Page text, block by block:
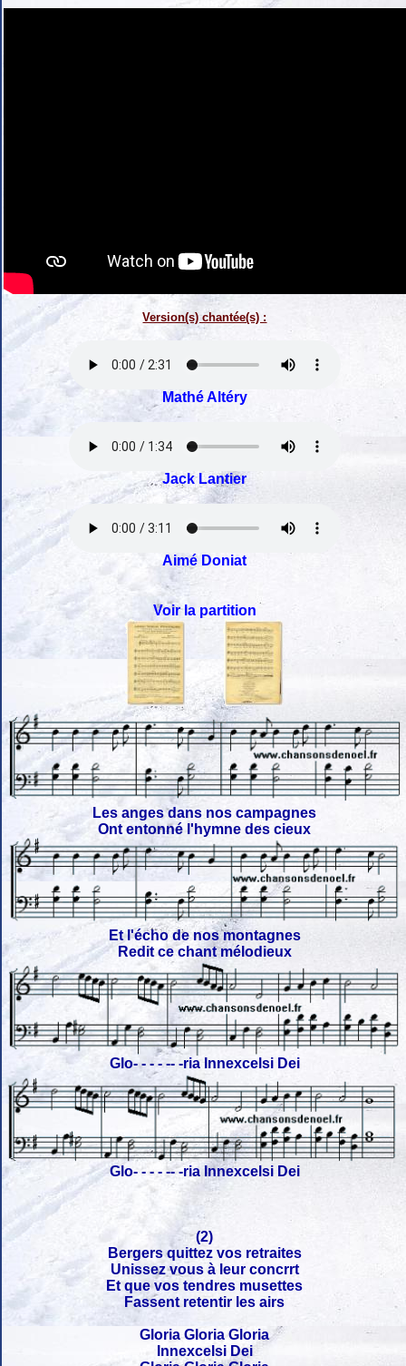
Version(s) chantée(s) :
Mathé Altéry
Jack Lantier
Aimé Doniat
Voir la partition
Les anges dans nos campagnes
Ont entonné l'hymne des cieux
Et l'écho de nos montagnes
Redit ce chant mélodieux
Glo- - - - -- -ria Innexcelsi Dei
Glo- - - - -- -ria Innexcelsi Dei
(2)
Bergers quittez vos retraites
Unissez vous à leur concrrt
Et que vos tendres musettes
Fassent retentir les airs
Gloria Gloria Gloria
Innexcelsi Dei